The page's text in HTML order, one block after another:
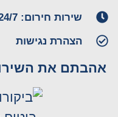
שירות חירום: 24/7
הצהרת נגישות
אהבתם את השירות,